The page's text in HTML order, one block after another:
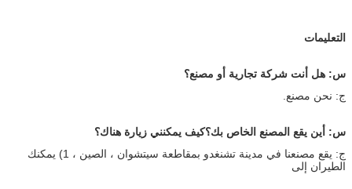
التعليمات
س: هل أنت شركة تجارية أو مصنع؟
ج: نحن مصنع.
س: أين يقع المصنع الخاص بك؟كيف يمكنني زيارة هناك؟
ج: يقع مصنعنا في مدينة تشنغدو بمقاطعة سيتشوان ، الصين ، 1) يمكنك
الطيران إلى